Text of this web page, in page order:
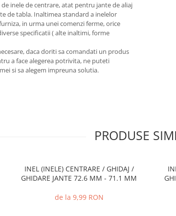
inele de centrare, atat pentru jante de aliaj
de tabla. Inaltimea standard a inelelor
in urma unei comenzi ferme, orice
specificatii ( alte inaltimi, forme
daca doriti sa comandati un produs
a face alegerea potrivita, ne puteti
si sa alegem impreuna solutia.
PRODUSE
INEL (INELE) CENTRARE / GHIDAJ /
GHIDARE JANTE 72.6 MM - 71.1 MM
de la 9,99 RON